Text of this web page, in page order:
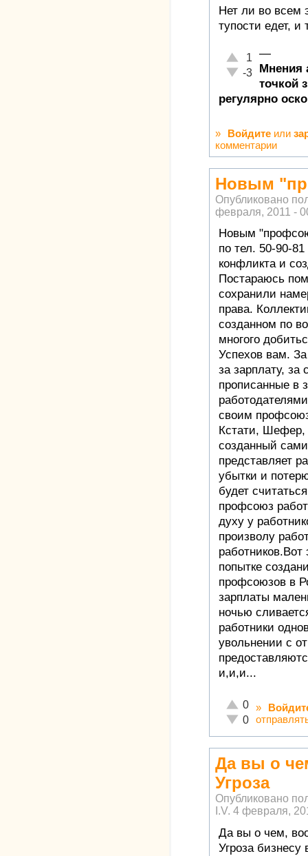
Нет ли во всем
тупости едет, и
Отлично!
1
Неадекватно!
-3
—
Мнения
точкой
регулярно
» Войдите или
комментарии
Новым
Опубликовано
февраля, 2011 -
Новым
по тел. 50-90-
конфликта и
Постараюсь
сохранили
права.
созданном по
многого
Успехов вам.
за зарплату, за
прописанные в
своим
Кстати, Шефер,
созданный
представляет
убытки и
будет
профсоюз
духу у
произволу
работников.Вот
попытке
профсоюзов в
зарплаты
ночью
работники
увольнении с
и,и,и...
Отлично!
0
Неадекватно!
0
»
Да вы о
Угроза
Опубликовано
I.V. 4 февраля,
Да вы о чем,
Угроза бизнесу